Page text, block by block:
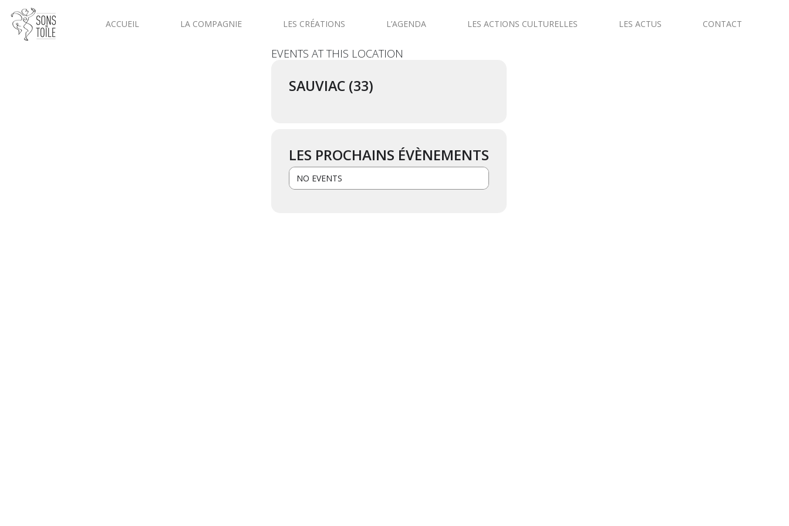
ACCUEIL LA COMPAGNIE LES CRÉATIONS L’AGENDA LES ACTIONS CULTURELLES LES ACTUS CONTACT
EVENTS AT THIS LOCATION
SAUVIAC (33)
LES PROCHAINS ÉVÈNEMENTS
NO EVENTS